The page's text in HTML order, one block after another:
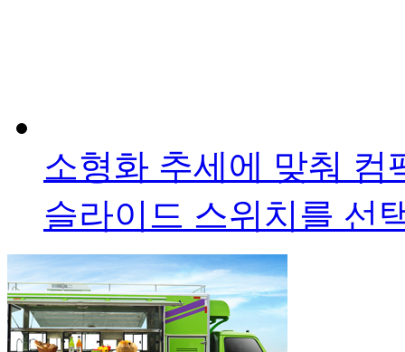
소형화 추세에 맞춰
슬라이드 스위치를 선